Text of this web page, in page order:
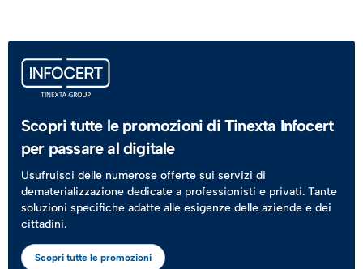
Scopri tutte le promozioni di Tinexta Infocert
per passare al digitale
Usufruisci delle numerose offerte sui servizi di
dematerializzazione dedicate a professionisti e privati. Tante
soluzioni specifiche adatte alle esigenze delle aziende e dei
cittadini.
Scopri tutte le promozioni